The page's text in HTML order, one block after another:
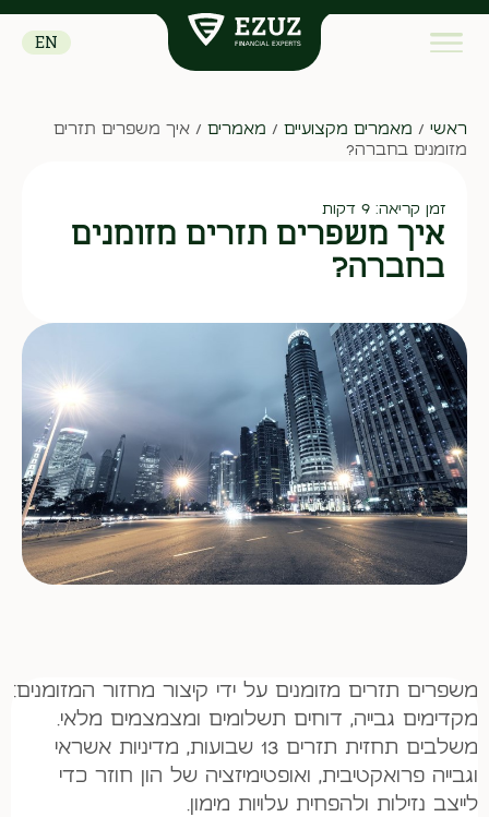
EN
ראשי / מאמרים מקצועיים / מאמרים / איך משפרים תזרים
מזומנים בחברה?
זמן קריאה: 9 דקות
איך משפרים תזרים מזומנים
בחברה?
משפרים תזרים מזומנים על ידי קיצור מחזור המזומנים:
מקדימים גבייה, דוחים תשלומים ומצמצמים מלאי.
משלבים תחזית תזרים 13 שבועות, מדיניות אשראי
וגבייה פרואקטיבית, ואופטימיזציה של הון חוזר כדי
לייצב נזילות ולהפחית עלויות מימון.